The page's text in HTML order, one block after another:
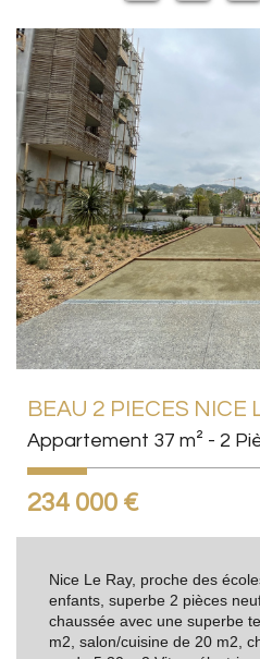
BEAU 2 PIECES NICE
Appartement 37 m² - 2
234 000 €
Nice Le Ray, proche des
enfants, superbe 2 pièces
chaussée avec une superbe
m2, salon/cuisine de 20 m2,